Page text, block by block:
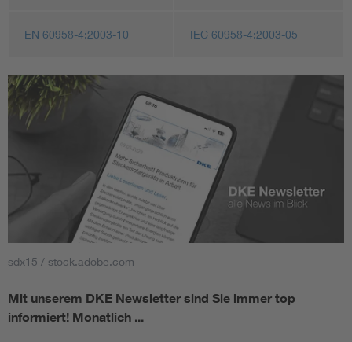
EN 60958-4:2003-10 IEC 60958-4:2003-05
sdx15 / stock.adobe.com
Mit unserem DKE Newsletter sind Sie immer top
informiert! Monatlich ...